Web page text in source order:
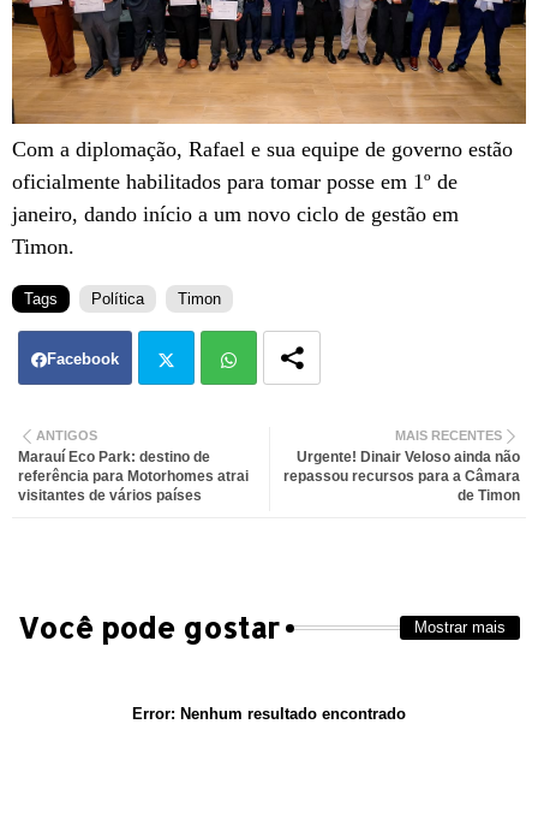
Com a diplomação, Rafael e sua equipe de governo estão
oficialmente habilitados para tomar posse em 1º de
janeiro, dando início a um novo ciclo de gestão em
Timon.
Tags Política Timon
Facebook
ter
MAIS RECENTES
Urgente! Dinair Veloso ainda não
repassou recursos para a Câmara
de Timon
ANTIGOS
Marauí Eco Park: destino de
referência para Motorhomes atrai
visitantes de vários países
Você pode gostar Mostrar mais
Error: Nenhum resultado encontrado